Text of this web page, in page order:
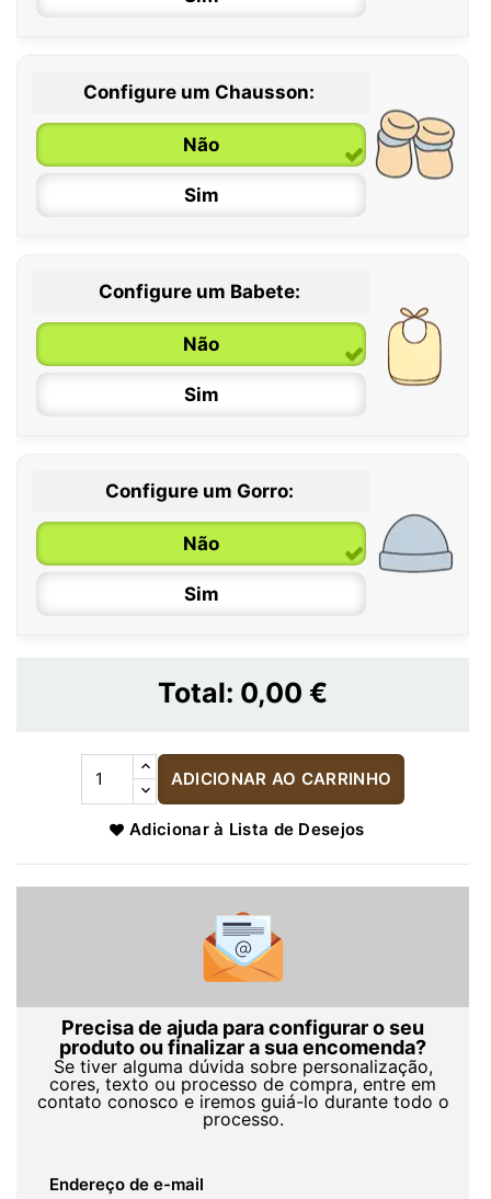
0 / 6 meses
6 / 12 meses
12 / 18 meses
Configure um Chausson:
Não
Sim
Configure um Babete:
Não
Sim
Configure um Gorro:
Não
Sim
Total: 0,00 €
ADICIONAR AO CARRINHO
Adicionar à Lista de Desejos
Precisa de ajuda para configurar o seu
produto ou finalizar a sua encomenda?
Se tiver alguma dúvida sobre personalização,
cores, texto ou processo de compra, entre em
contato conosco e iremos guiá-lo durante todo o
processo.
Endereço de e-mail